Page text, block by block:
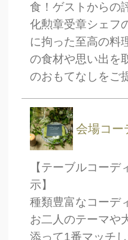
食！ゲストからの
化勲章受章シェフ
に拘った至高の料
の食材や思い出を
のおもてなしをご
会場コー
【テーブルコー
示】
種類豊富なコーデ
お二人のテーマや
添って1番マッチ